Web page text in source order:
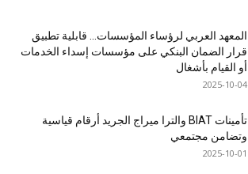
المعهد العربي لرؤساء المؤسسات… قابلية تطبيق
قرار الضمان البنكي على مؤسسات إسداء الخدمات
أو القيام بأشغال
2025-10-04
تأمينات BIAT والترا ميراج الجريد أرقام قياسية
وتضامن مجتمعي
2025-10-01